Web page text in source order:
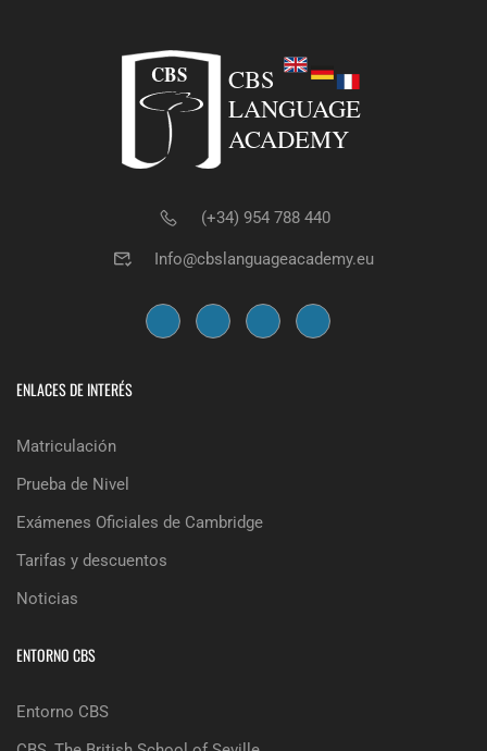
(+34) 954 788 440
Info@cbslanguageacademy.eu
ENLACES DE INTERÉS
Matriculación
Prueba de Nivel
Exámenes Oficiales de Cambridge
Tarifas y descuentos
Noticias
ENTORNO CBS
Entorno CBS